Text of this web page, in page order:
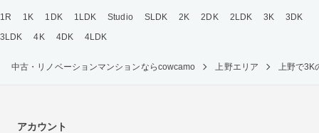
1R 1K 1DK 1LDK Studio SLDK 2K 2DK 2LDK 3K
3DK
3LDK
4K 4DK 4LDK
中古・リノベーションマンションならcowcamo 上野エリア 上野で
アカウント